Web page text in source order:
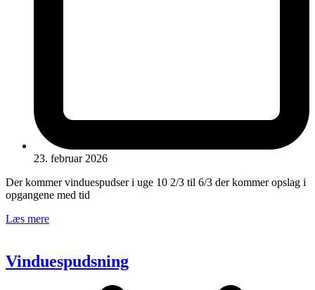
23. februar 2026
Der kommer vinduespudser i uge 10 2/3 til 6/3 der kommer opslag i
opgangene med tid
Læs mere
Vinduespudsning